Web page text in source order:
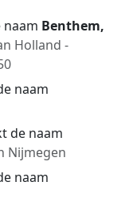
Benthem,
Holland -
naam
de naam
Nijmegen
naam